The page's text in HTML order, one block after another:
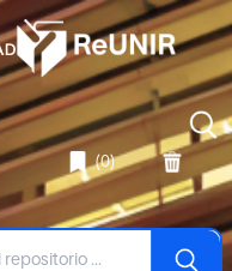
(0)